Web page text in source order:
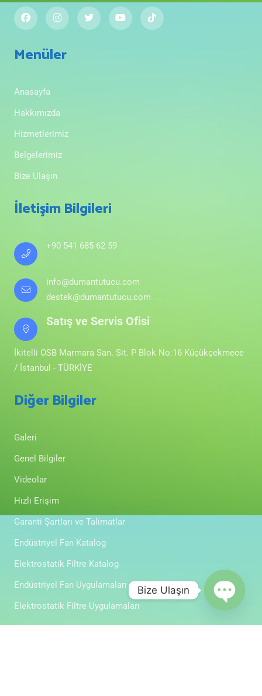
Menüler
Anasayfa
Hakkımızda
Hizmetlerimiz
Belgelerimiz
Bize Ulaşın
İletişim Bilgileri
+90 541 685 62 59
info@dumantutucu.com
destek@dumantutucu.com
Satış ve Servis Ofisi
İkitelli OSB Marmara San. Sit. P Blok No:16 Küçükçekmece
/ İstanbul - TÜRKİYE
Diğer Bilgiler
Galeri
Genel Bilgiler
Videolar
Hızlı Erişim
Garanti Şartları ve Talimatlar
Endüstriyel Fan Katalog
Elektrostatik Filtre Katalog
Endüstriyel Fan Uygulamaları
Elektrostatik Filtre Uygulamaları
Bize Ulaşın
Open